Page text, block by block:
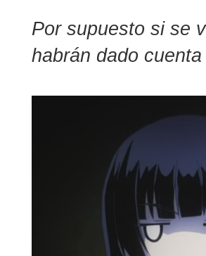
Por supuesto si se
habrán dado